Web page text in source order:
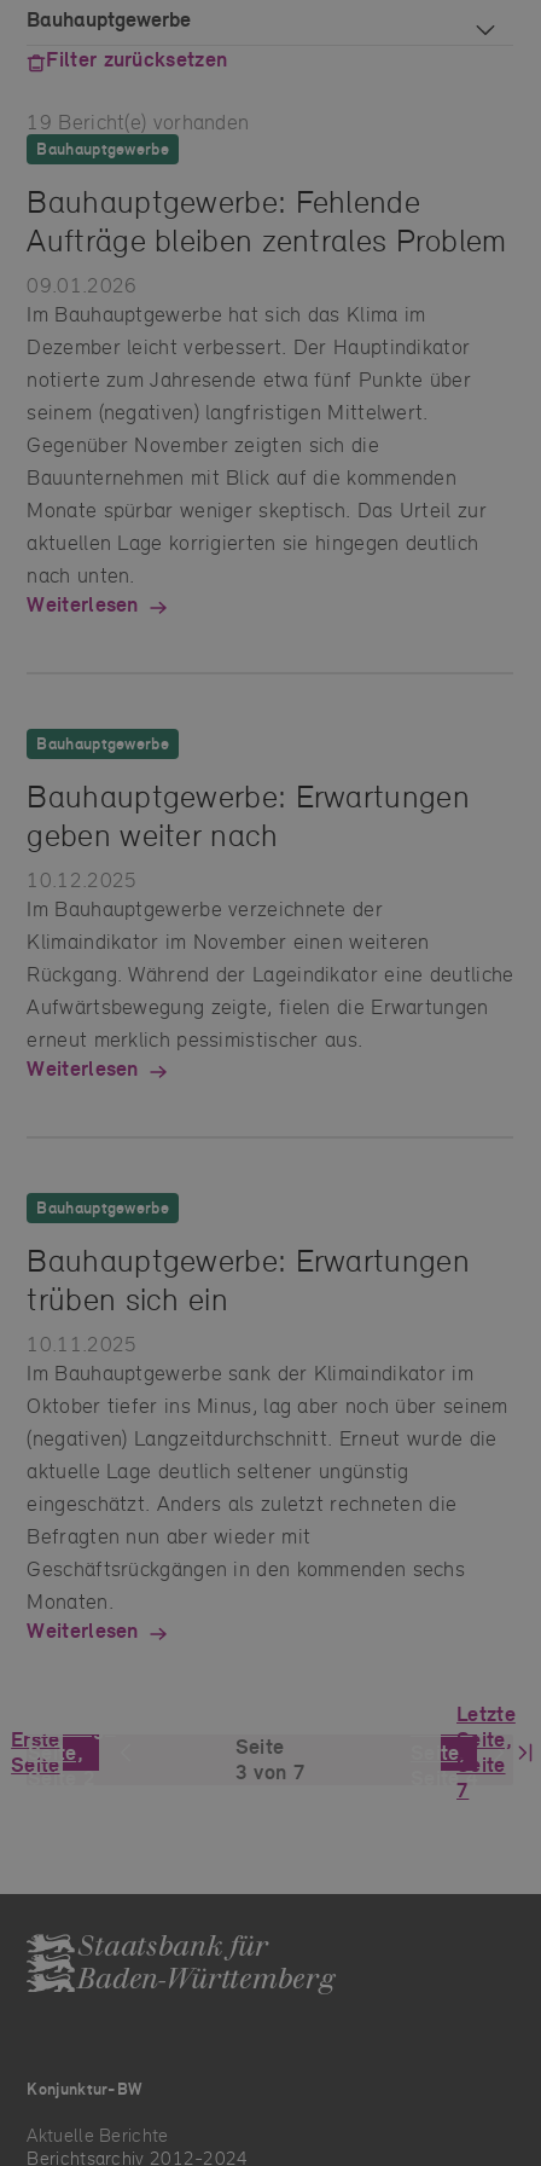
Filter zurücksetzen
19 Bericht(e) vorhanden
Bauhauptgewerbe
Bauhauptgewerbe: Fehlende
Aufträge bleiben zentrales Problem
09.01.2026
Im Bauhauptgewerbe hat sich das Klima im
Dezember leicht verbessert. Der Hauptindikator
notierte zum Jahresende etwa fünf Punkte über
seinem (negativen) langfristigen Mittelwert.
Gegenüber November zeigten sich die
Bauunternehmen mit Blick auf die kommenden
Monate spürbar weniger skeptisch. Das Urteil zur
aktuellen Lage korrigierten sie hingegen deutlich
nach unten.
Weiterlesen
Bauhauptgewerbe
Bauhauptgewerbe: Erwartungen
geben weiter nach
10.12.2025
Im Bauhauptgewerbe verzeichnete der
Klimaindikator im November einen weiteren
Rückgang. Während der Lageindikator eine deutliche
Aufwärtsbewegung zeigte, fielen die Erwartungen
erneut merklich pessimistischer aus.
Weiterlesen
Bauhauptgewerbe
Bauhauptgewerbe: Erwartungen
trüben sich ein
10.11.2025
Im Bauhauptgewerbe sank der Klimaindikator im
Oktober tiefer ins Minus, lag aber noch über seinem
(negativen) Langzeitdurchschnitt. Erneut wurde die
aktuelle Lage deutlich seltener ungünstig
eingeschätzt. Anders als zuletzt rechneten die
Befragten nun aber wieder mit
Geschäftsrückgängen in den kommenden sechs
Monaten.
Weiterlesen
Erste
Seite
Seite,
Seite 2
Seite
3 von 7
Nächste
Seite,
Seite 4
Letzte
Seite,
Seite
7
Staatsbank für
Baden-Württemberg
Konjunktur-BW
Aktuelle Berichte
Berichtsarchiv 2012-2024